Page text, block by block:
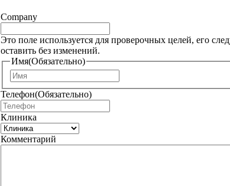
Company
Это поле используется для проверочных целей, его
оставить без изменений.
Имя(Обязательно)
м
Телефон(Обязательно)
Клиника
Комментарий